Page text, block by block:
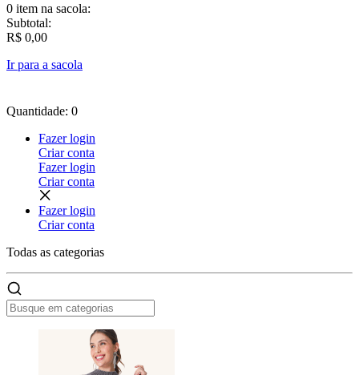
0 item na sacola:
Subtotal:
R$ 0,00
Ir para a sacola
Quantidade: 0
Fazer login
Criar conta
Fazer login
Criar conta
Fazer login
Criar conta
Todas as categorias